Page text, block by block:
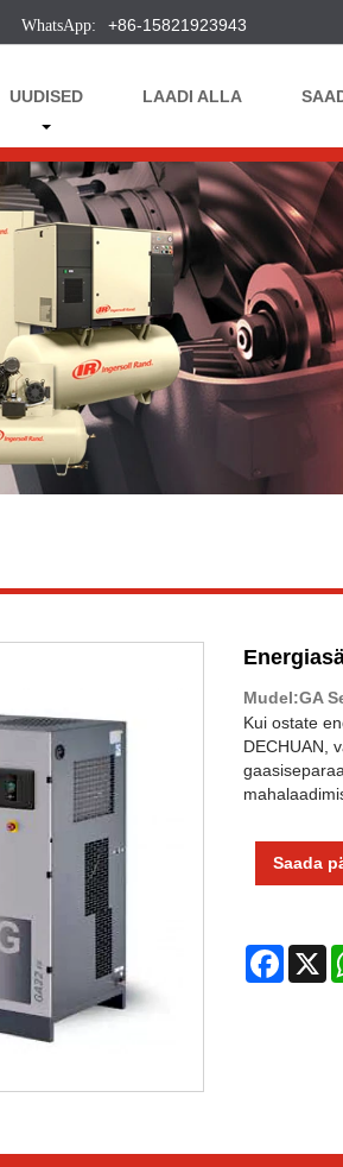
+86-15821923943
UUDISED LAADI ALLA
Mudel:GA
Kui ostate
DECHUAN,
Saada
X